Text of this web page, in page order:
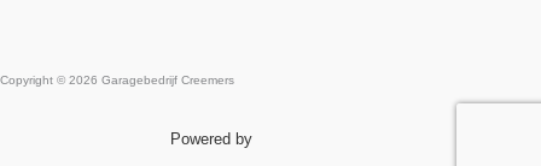
Previous
€ 1.975,-
Copyright © 2026 Garagebedrijf Creemers
Powered by